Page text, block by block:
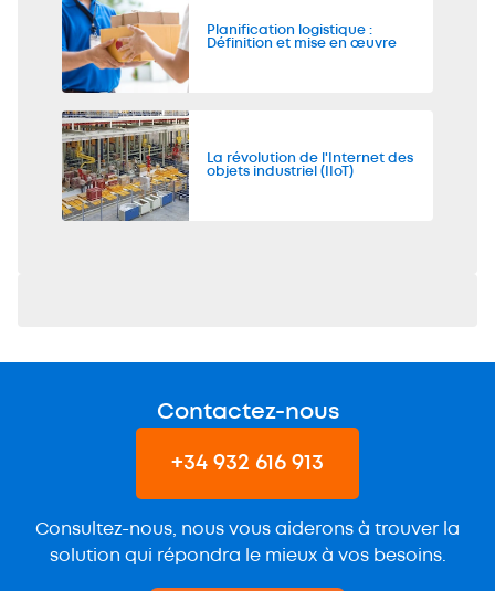
Planification logistique :
Définition et mise en œuvre
La révolution de l'Internet des
objets industriel (IIoT)
Contactez-nous
+34 932 616 913
Consultez-nous, nous vous aiderons à trouver la
solution qui répondra le mieux à vos besoins.